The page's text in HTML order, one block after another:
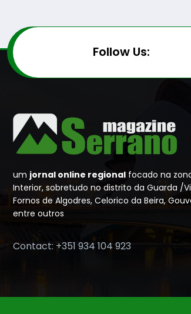
Follow Us:
um jornal online regional focado na
Interior, sobretudo no distrito da Guarda /
Fornos de Algodres, Celorico da Beira,
entre outros
Contact: +351 934 104 923